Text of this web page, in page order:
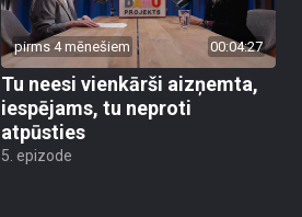
pirms 4 mēnešiem 00:04:27
Tu neesi vienkārši aizņemta,
iespējams, tu neproti
atpūsties
5. epizode